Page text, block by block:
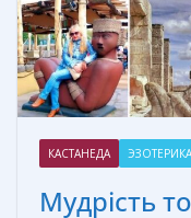
КАСТАНЕДА ЭЗОТЕРИКА
Мудрість